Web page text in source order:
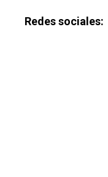
Redes sociales: